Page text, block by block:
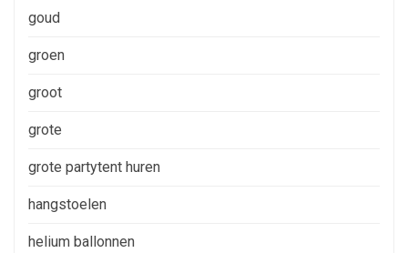
goud
groen
groot
grote
grote partytent huren
hangstoelen
helium ballonnen